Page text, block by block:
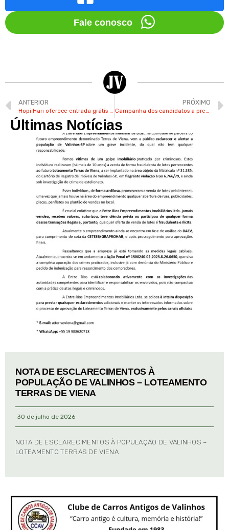
Fale conosco
ANTERIOR
Hopi Hari oferece entrada grátis para médicos no mês de outubro
PRÓXIMO
Campanha dos candidatos a prefeito nos últimos dias em Valinhos
Últimas Notícias
NOTA DE ESCLARECIMENTOS À
POPULAÇÃO DE VALINHOS – LOTEAMENTO
TERRAS DE VIENA
30 de julho de 2026
NOTA DE ESCLARECIMENTOS À POPULAÇÃO DE VALINHOS –
LOTEAMENTO TERRAS DE VIENA